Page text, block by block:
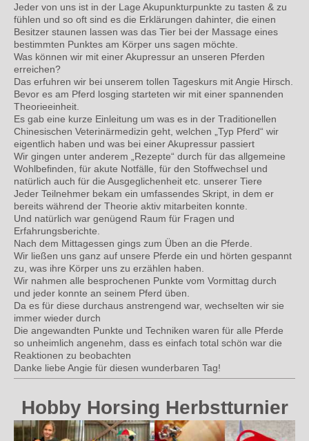
Jeder von uns ist in der Lage Akupunkturpunkte zu tasten & zu
fühlen und so oft sind es die Erklärungen dahinter, die einen
Besitzer staunen lassen was das Tier bei der Massage eines
bestimmten Punktes am Körper uns sagen möchte.
Was können wir mit einer Akupressur an unseren Pferden
erreichen?
Das erfuhren wir bei unserem tollen Tageskurs mit Angie Hirsch.
Bevor es am Pferd losging starteten wir mit einer spannenden
Theorieeinheit.
Es gab eine kurze Einleitung um was es in der Traditionellen
Chinesischen Veterinärmedizin geht, welchen „Typ Pferd“ wir
eigentlich haben und was bei einer Akupressur passiert
Wir gingen unter anderem „Rezepte“ durch für das allgemeine
Wohlbefinden, für akute Notfälle, für den Stoffwechsel und
natürlich auch für die Ausgeglichenheit etc. unserer Tiere
Jeder Teilnehmer bekam ein umfassendes Skript, in dem er
bereits während der Theorie aktiv mitarbeiten konnte.
Und natürlich war genügend Raum für Fragen und
Erfahrungsberichte.
Nach dem Mittagessen gings zum Üben an die Pferde.
Wir ließen uns ganz auf unsere Pferde ein und hörten gespannt
zu, was ihre Körper uns zu erzählen haben.
Wir nahmen alle besprochenen Punkte vom Vormittag durch
und jeder konnte an seinem Pferd üben.
Da es für diese durchaus anstrengend war, wechselten wir sie
immer wieder durch
Die angewandten Punkte und Techniken waren für alle Pferde
so unheimlich angenehm, dass es einfach total schön war die
Reaktionen zu beobachten
Danke liebe Angie für diesen wunderbaren Tag!
Hobby Horsing Herbstturnier